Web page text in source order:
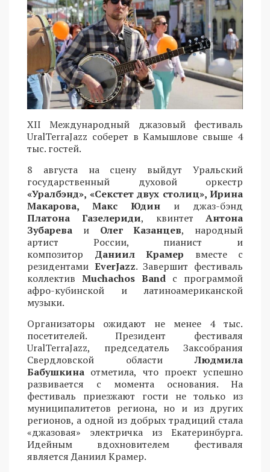
XII Международный джазовый фестиваль
UralTerraJazz соберет в Камышлове свыше 4
тыс. гостей.
8 августа на сцену выйдут Уральский
государственный духовой оркестр
«Уралбэнд», «Секстет двух столиц», Ирина
Макарова, Макс Юдин и джаз-бэнд
Платона Газелериди, квинтетАнтона
Зубарева и Олег Казанцев, народный
артист России, пианист и
композитор Даниил Крамер вместе с
резидентами EverJazz. Завершит фестиваль
коллектив Muchachos Band с программой
афро-кубинской и латиноамериканской
музыки.
Организаторы ожидают не менее 4 тыс.
посетителей. Президент фестиваля
UralTerraJazz, председатель Заксобрания
Свердловской областиЛюдмила
Бабушкина отметила, что проект успешно
развивается с момента основания. На
фестиваль приезжают гости не только из
муниципалитетов региона, но и из других
регионов, а одной из добрых традиций стала
«джазовая» электричка из Екатеринбурга.
Идейным вдохновителем фестиваля
является Даниил Крамер.